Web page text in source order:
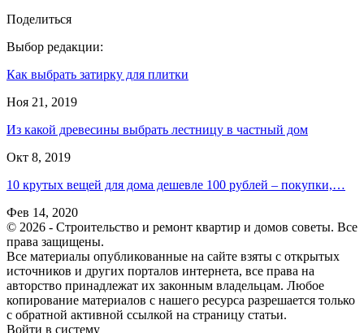
Поделиться
Выбор редакции:
Как выбрать затирку для плитки
Ноя 21, 2019
Из какой древесины выбрать лестницу в частный дом
Окт 8, 2019
10 крутых вещей для дома дешевле 100 рублей – покупки,…
Фев 14, 2020
© 2026 - Строительство и ремонт квартир и домов советы. Все
права защищены.
Все материалы опубликованные на сайте взяты с открытых
источников и других порталов интернета, все права на
авторство принадлежат их законным владельцам. Любое
копирование материалов с нашего ресурса разрешается только
с обратной активной ссылкой на страницу статьи.
Войти в систему